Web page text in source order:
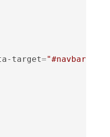
target="#navbarNav"